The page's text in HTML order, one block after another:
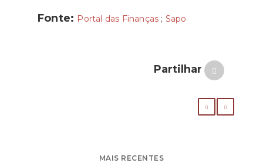
Fonte: Portal das Finanças ; Sapo
Partilhar
MAIS RECENTES